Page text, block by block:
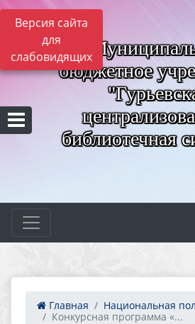
Версия сайта
для
слабовидящих
бюджетное
библиотечная
Главная
Национальная
Конкурсная программа «...